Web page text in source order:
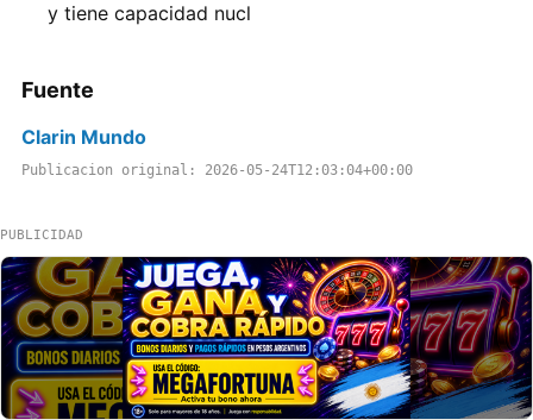
y tiene capacidad nucl
Fuente
Clarin Mundo
Publicacion original: 2026-05-24T12:03:04+00:00
PUBLICIDAD